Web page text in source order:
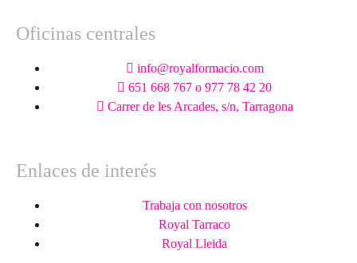
Oficinas centrales
info@royalformacio.com
651 668 767 o 977 78 42 20
Carrer de les Arcades, s/n, Tarragona
Enlaces de interés
Trabaja con nosotros
Royal Tarraco
Royal Lleida